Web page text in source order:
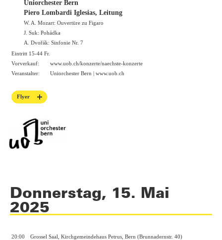
Uniorchester Bern
Piero Lombardi Iglesias, Leitung
W. A. Mozart: Ouvertüre zu Figaro
J. Suk: Pohádka
A. Dvořák: Sinfonie Nr. 7
Eintritt 15-44 Fr.
Vorverkauf:
www.uob.ch/konzerte/naechste-konzerte
Veranstalter:
Uniorchester Bern | www.uob.ch
Flyer
Donnerstag, 15. Mai
2025
20:00 Grossel Saal, Kirchgemeindehaus Petrus, Bern (Brunnadernstr. 40)